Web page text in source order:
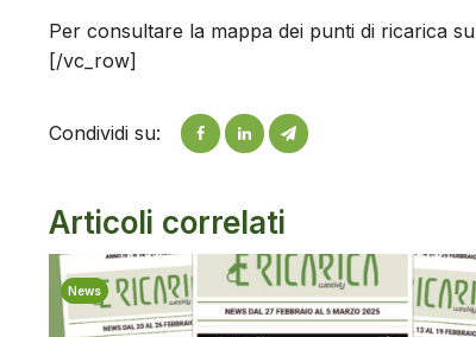
Per consultare la mappa dei punti di ricarica
[/vc_row]
Condividi su:
Articoli correlati
News